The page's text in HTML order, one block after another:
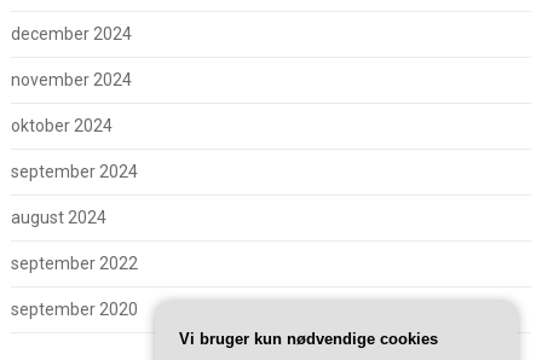
december 2024
november 2024
oktober 2024
september 2024
august 2024
september 2022
september 2020
Vi bruger kun nødvendige cookies